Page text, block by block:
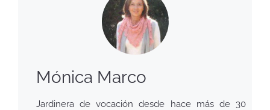
Mónica Marco
Jardinera de vocación desde hace más de 30